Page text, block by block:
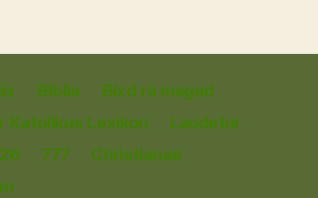
Biblia
Bízd rá magad
Katolikus Lexikon
Laudetur
777
Christianae